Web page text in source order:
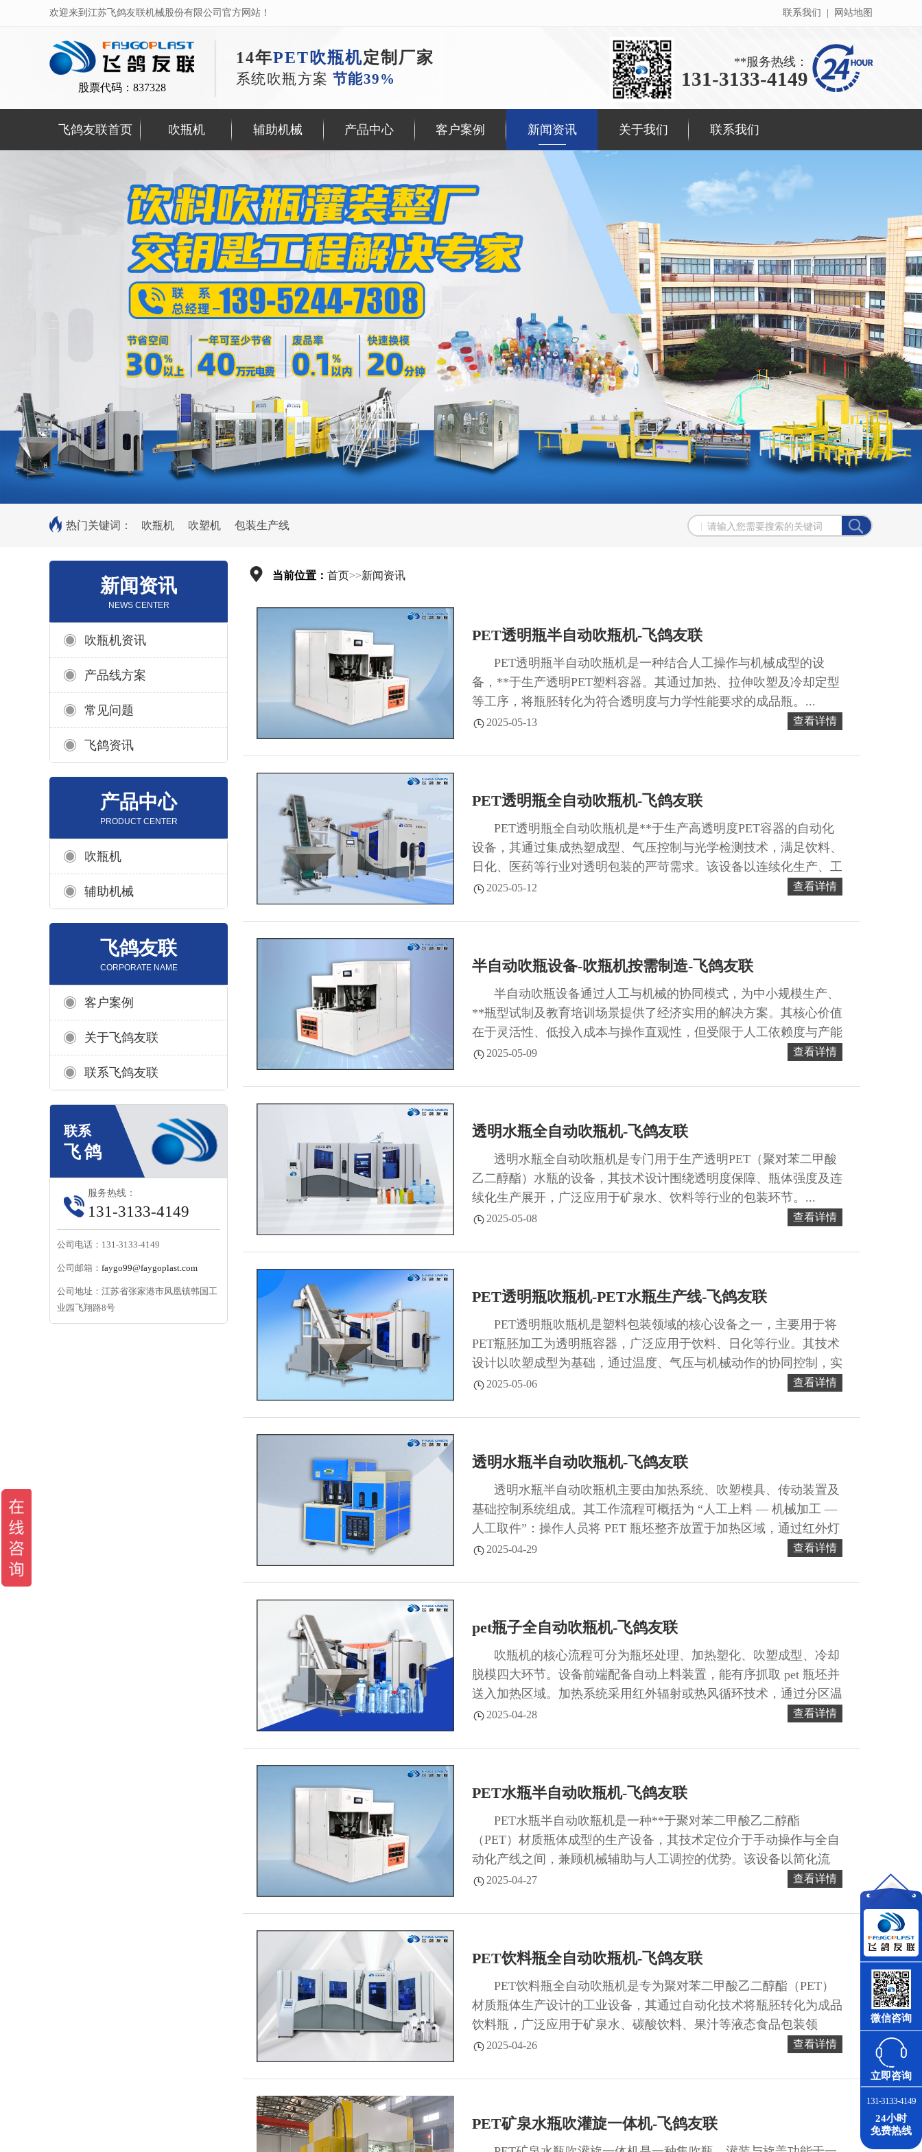
联系我们 网站地图
欢迎来到江苏飞鸽友联机械股份有限公司官方网站！
股票代码：837328
14年PET吹瓶机定制厂家
系统吹瓶方案 节能39%
**服务热线：
131-3133-4149
飞鸽友联首页 吹瓶机 辅助机械 产品中心 客户案例 新闻资讯 关于我们 联系我们
热门关键词： 吹瓶机 吹塑机 包装生产线
当前位置： 首页>>新闻资讯
PET透明瓶半自动吹瓶机-飞鸽友联
PET透明瓶半自动吹瓶机是一种结合人工操作与机械成型的设
备，**于生产透明PET塑料容器。其通过加热、拉伸吹塑及冷却定型
等工序，将瓶胚转化为符合透明度与力学性能要求的成品瓶。...
2025-05-13 查看详情
PET透明瓶全自动吹瓶机-飞鸽友联
PET透明瓶全自动吹瓶机是**于生产高透明度PET容器的自动化
设备，其通过集成热塑成型、气压控制与光学检测技术，满足饮料、
日化、医药等行业对透明包装的严苛需求。该设备以连续化生产、工
艺稳定性及**适配性为核心特点。...
2025-05-12 查看详情
半自动吹瓶设备-吹瓶机按需制造-飞鸽友联
半自动吹瓶设备通过人工与机械的协同模式，为中小规模生产、
**瓶型试制及教育培训场景提供了经济实用的解决方案。其核心价值
在于灵活性、低投入成本与操作直观性，但受限于人工依赖度与产能
水平，难以替代全自动设备在规模化生产中的地位...
2025-05-09 查看详情
透明水瓶全自动吹瓶机-飞鸽友联
透明水瓶全自动吹瓶机是专门用于生产透明PET（聚对苯二甲酸
乙二醇酯）水瓶的设备，其技术设计围绕透明度保障、瓶体强度及连
续化生产展开，广泛应用于矿泉水、饮料等行业的包装环节。...
2025-05-08 查看详情
PET透明瓶吹瓶机-PET水瓶生产线-飞鸽友联
PET透明瓶吹瓶机是塑料包装领域的核心设备之一，主要用于将
PET瓶胚加工为透明瓶容器，广泛应用于饮料、日化等行业。其技术
设计以吹塑成型为基础，通过温度、气压与机械动作的协同控制，实
现瓶胚向成品瓶的转化。...
2025-05-06 查看详情
透明水瓶半自动吹瓶机-飞鸽友联
透明水瓶半自动吹瓶机主要由加热系统、吹塑模具、传动装置及
基础控制系统组成。其工作流程可概括为 “人工上料 — 机械加工 —
人工取件”：操作人员将 PET 瓶坯整齐放置于加热区域，通过红外灯
管或热风循环使瓶坯均匀受热至软化状态。...
2025-04-29 查看详情
pet瓶子全自动吹瓶机-飞鸽友联
吹瓶机的核心流程可分为瓶坯处理、加热塑化、吹塑成型、冷却
脱模四大环节。设备前端配备自动上料装置，能有序抓取 pet 瓶坯并
送入加热区域。加热系统采用红外辐射或热风循环技术，通过分区温
控使瓶坯均匀受热至适宜软化状态，为后续吹塑提供基础条件。...
2025-04-28 查看详情
PET水瓶半自动吹瓶机-飞鸽友联
PET水瓶半自动吹瓶机是一种**于聚对苯二甲酸乙二醇酯
（PET）材质瓶体成型的生产设备，其技术定位介于手动操作与全自
动化产线之间，兼顾机械辅助与人工调控的优势。该设备以简化流
程、降低成本为核心设计理念。...
2025-04-27 查看详情
PET饮料瓶全自动吹瓶机-飞鸽友联
PET饮料瓶全自动吹瓶机是专为聚对苯二甲酸乙二醇酯（PET）
材质瓶体生产设计的工业设备，其通过自动化技术将瓶胚转化为成品
饮料瓶，广泛应用于矿泉水、碳酸饮料、果汁等液态食品包装领
域。...
2025-04-26 查看详情
PET矿泉水瓶吹灌旋一体机-飞鸽友联
新闻资讯
NEWS CENTER
吹瓶机资讯
产品线方案
常见问题
飞鸽资讯
产品中心
PRODUCT CENTER
吹瓶机
辅助机械
飞鸽友联
CORPORATE NAME
客户案例
关于飞鸽友联
联系飞鸽友联
服务热线：
131-3133-4149
公司电话：131-3133-4149
公司邮箱： faygo99@faygoplast.com
公司地址：江苏省张家港市凤凰镇韩国工
业园飞翔路8号
微信咨询
立即咨询
131-3133-4149
24小时
免费热线